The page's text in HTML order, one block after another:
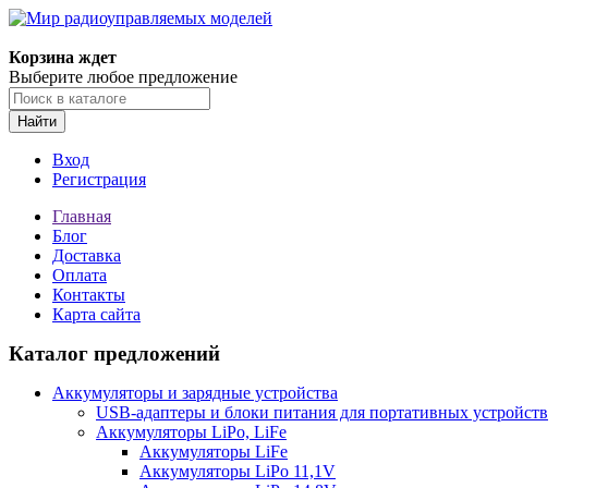
Корзина ждет
Выберите любое предложение
Найти
Вход
Регистрация
Главная
Блог
Доставка
Оплата
Контакты
Карта сайта
Каталог предложений
Аккумуляторы и зарядные устройства
USB-адаптеры и блоки питания для портативных устройств
Аккумуляторы LiPo, LiFe
Аккумуляторы LiFe
Аккумуляторы LiPo 11,1V